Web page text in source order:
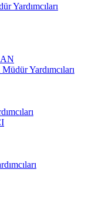
Yardımcıları
Yardımcıları